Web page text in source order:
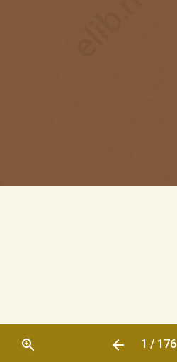
1 / 176